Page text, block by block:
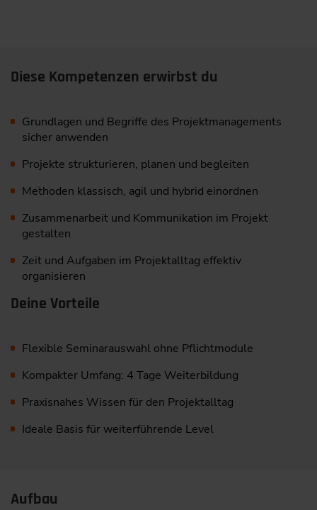
Diese Kompetenzen erwirbst du
Grundlagen und Begriffe des Projektmanagements
sicher anwenden
Projekte strukturieren, planen und begleiten
Methoden klassisch, agil und hybrid einordnen
Zusammenarbeit und Kommunikation im Projekt
gestalten
Zeit und Aufgaben im Projektalltag effektiv
organisieren
Deine Vorteile
Flexible Seminarauswahl ohne Pflichtmodule
Kompakter Umfang: 4 Tage Weiterbildung
Praxisnahes Wissen für den Projektalltag
Ideale Basis für weiterführende Level
Aufbau